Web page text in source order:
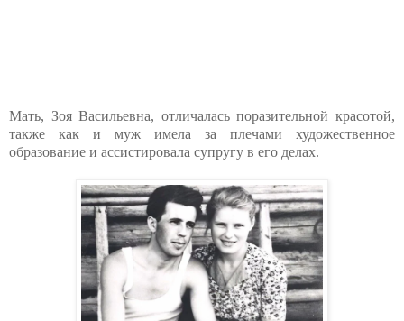
Мать, Зоя Васильевна, отличалась поразительной красотой,
также как и муж имела за плечами художественное
образование и ассистировала супругу в его делах.